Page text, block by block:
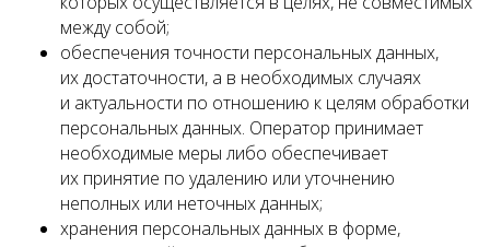
между собой;
обеспечения точности персональных данных,
их достаточности, а в необходимых случаях
и актуальности по отношению к целям обработки
персональных данных. Оператор принимает
необходимые меры либо обеспечивает
их принятие по удалению или уточнению
неполных или неточных данных;
хранения персональных данных в форме,